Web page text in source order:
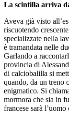
La scintilla arriva
Aveva già visto
riscuotendo
specializzate nella
è tramandata nelle
Garlando a
provincia di
di calciobalilla si
quando, da un treno
enigmatico. Si
mormora che sia in
francese sarà